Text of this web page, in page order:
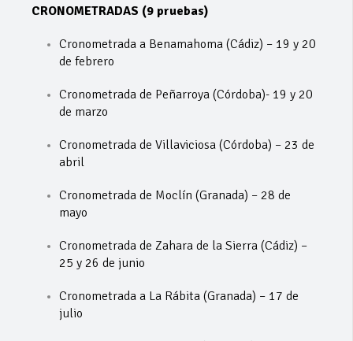
CRONOMETRADAS (9 pruebas)
Cronometrada a Benamahoma (Cádiz) – 19 y 20
de febrero
Cronometrada de Peñarroya (Córdoba)- 19 y 20
de marzo
Cronometrada de Villaviciosa (Córdoba) – 23 de
abril
Cronometrada de Moclín (Granada) – 28 de
mayo
Cronometrada de Zahara de la Sierra (Cádiz) –
25 y 26 de junio
Cronometrada a La Rábita (Granada) – 17 de
julio